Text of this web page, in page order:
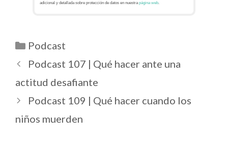
adicional y detallada sobre protección de datos en nuestrapágina web.
Podcast
Podcast 107 | Qué hacer ante una
actitud desafiante
Podcast 109 | Qué hacer cuando los
niños muerden